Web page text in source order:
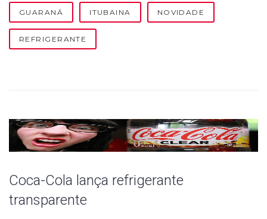
e
f
r
e
r
a
n
GUARANÁ ITUBAINA NOVIDADE
REFRIGERANTE
Coca-Cola lança refrigerante
transparente